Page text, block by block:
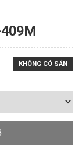
KHÔNG CÓ SẴN